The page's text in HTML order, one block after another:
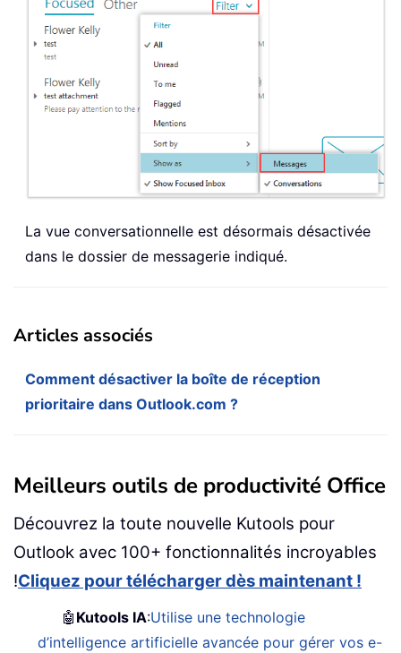
La vue conversationnelle est désormais désactivée
dans le dossier de messagerie indiqué.
Articles associés
Comment désactiver la boîte de réception
prioritaire dans Outlook.com ?
Meilleurs outils de productivité Office
Découvrez la toute nouvelle Kutools pour
Outlook avec 100+ fonctionnalités incroyables
!Cliquez pour télécharger dès maintenant !
🤖 Kutools IA:Utilise une technologie
d’intelligence artificielle avancée pour gérer vos e-